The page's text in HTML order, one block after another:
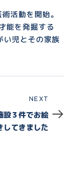
活動を開始。
能を発掘する
い児とその家族
NEXT
設３件でお絵
してきました